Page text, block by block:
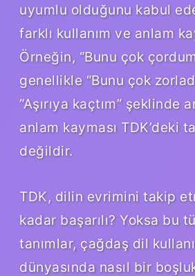
uyumlu olduğunu kabul
farklı kullanım ve anlam
Örneğin, “Bunu çok
genellikle “Bunu çok
“Aşırıya kaçtım” şeklinde
anlam kayması TDK’deki
değildir.
TDK, dilin evrimini takip
kadar başarılı? Yoksa bu
tanımlar, çağdaş dil
dünyasında nasıl bir